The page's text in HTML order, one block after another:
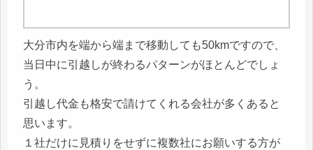
大分市内を端から端まで移動しても50kmですので、
当日中に引越しが終わるパターンがほとんどでしょ
う。
引越し代金も格安で請けてくれる会社が多くあると
思います。
１社だけに見積りをせずに複数社にお願いする方が